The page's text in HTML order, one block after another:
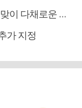
문화 프로그램 운영
가 지정